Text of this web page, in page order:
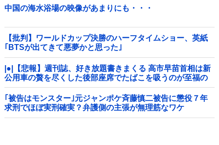
中国の海水浴場の映像があまりにも・・・
【批判】ワールドカップ決勝のハーフタイムショー、英紙
｢BTSが出てきて悪夢かと思った｣
|●|【悲報】週刊誌、好き放題書きまくる 高市早苗首相は新
公用車の贅を尽くした後部座席でたばこを吸うのが至福の
時間「どんどん延びる乗車時間」
｢被告はモンスター｣元ジャンポケ斉藤慎二被告に懲役７年
求刑でほぼ実刑確実？弁護側の主張が無理筋なワケ